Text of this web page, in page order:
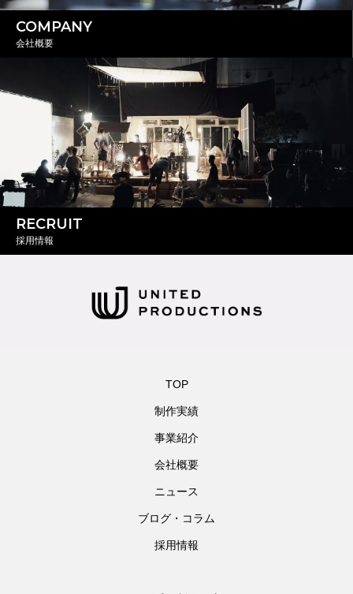
COMPANY
会社概要
RECRUIT
採用情報
TOP
制作実績
事業紹介
会社概要
ニュース
ブログ・コラム
採用情報